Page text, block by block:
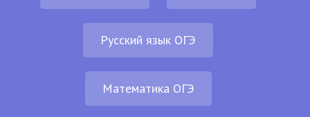
Русский язык ОГЭ
Математика ОГЭ